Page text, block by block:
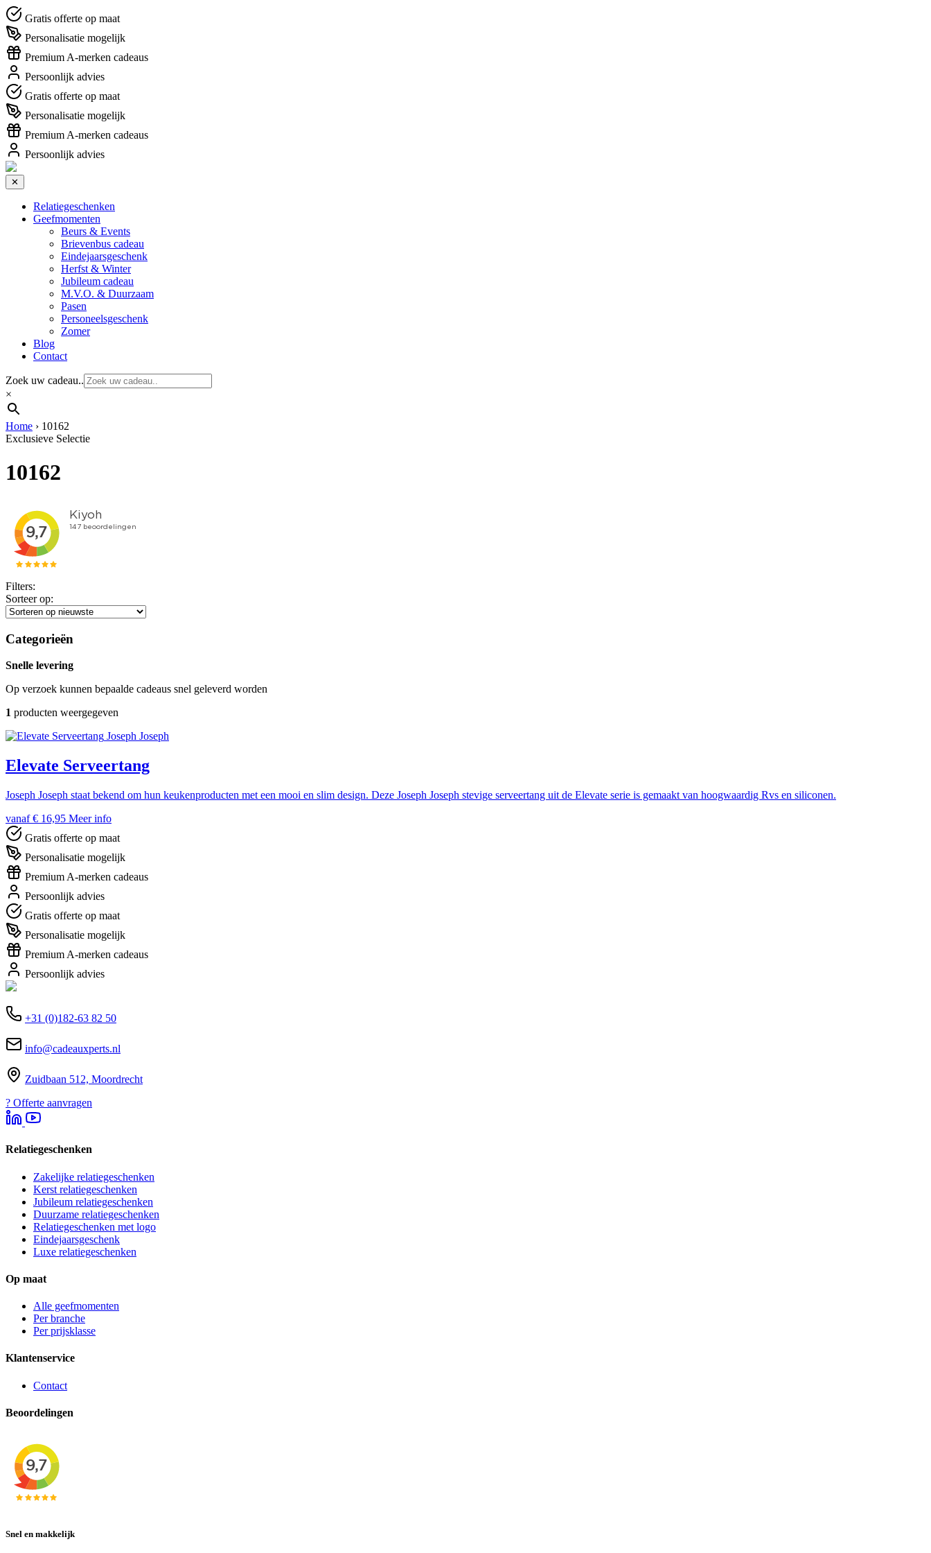
Gratis offerte op maat
Personalisatie mogelijk
Premium A-merken cadeaus
Persoonlijk advies
Gratis offerte op maat
Personalisatie mogelijk
Premium A-merken cadeaus
Persoonlijk advies
✕
Relatiegeschenken
Geefmomenten
Beurs & Events
Brievenbus cadeau
Eindejaarsgeschenk
Herfst & Winter
Jubileum cadeau
M.V.O. & Duurzaam
Pasen
Personeelsgeschenk
Zomer
Blog
Contact
Zoek uw cadeau..
×
Home › 10162
Exclusieve Selectie
10162
Filters:
Sorteer op:
Categorieën
Snelle levering
Op verzoek kunnen bepaalde cadeaus snel geleverd worden
1 producten weergegeven
Joseph Joseph
Elevate Serveertang
Joseph Joseph staat bekend om hun keukenproducten met een mooi en slim design. Deze Joseph Joseph stevige serveertang uit de Elevate serie is gemaakt van hoogwaardig Rvs en siliconen.
vanaf € 16,95 Meer info
Gratis offerte op maat
Personalisatie mogelijk
Premium A-merken cadeaus
Persoonlijk advies
Gratis offerte op maat
Personalisatie mogelijk
Premium A-merken cadeaus
Persoonlijk advies
+31 (0)182-63 82 50
info@cadeauxperts.nl
Zuidbaan 512, Moordrecht
? Offerte aanvragen
Relatiegeschenken
Zakelijke relatiegeschenken
Kerst relatiegeschenken
Jubileum relatiegeschenken
Duurzame relatiegeschenken
Relatiegeschenken met logo
Eindejaarsgeschenk
Luxe relatiegeschenken
Op maat
Alle geefmomenten
Per branche
Per prijsklasse
Klantenservice
Contact
Beoordelingen
Snel en makkelijk